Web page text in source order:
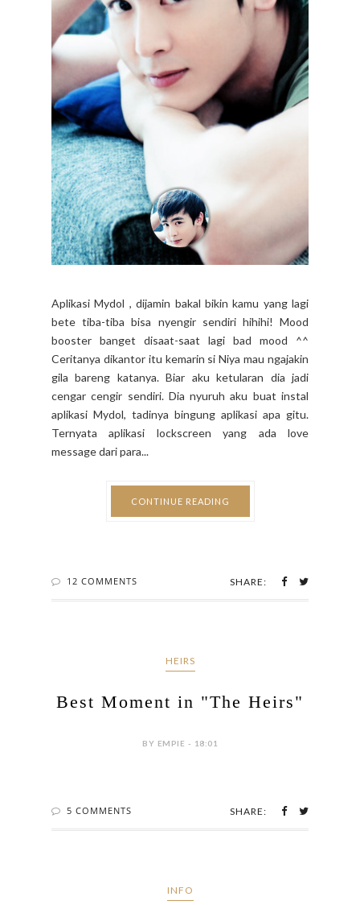
Aplikasi Mydol , dijamin bakal bikin kamu yang lagi
bete tiba-tiba bisa nyengir sendiri hihihi! Mood
booster banget disaat-saat lagi bad mood ^^
Ceritanya dikantor itu kemarin si Niya mau ngajakin
gila bareng katanya. Biar aku ketularan dia jadi
cengar cengir sendiri. Dia nyuruh aku buat instal
aplikasi Mydol, tadinya bingung aplikasi apa gitu.
Ternyata aplikasi lockscreen yang ada love
message dari para...
CONTINUE READING
12 COMMENTS SHARE:
HEIRS
Best Moment in "The Heirs"
BY EMPIE - 18:01
5 COMMENTS SHARE:
INFO